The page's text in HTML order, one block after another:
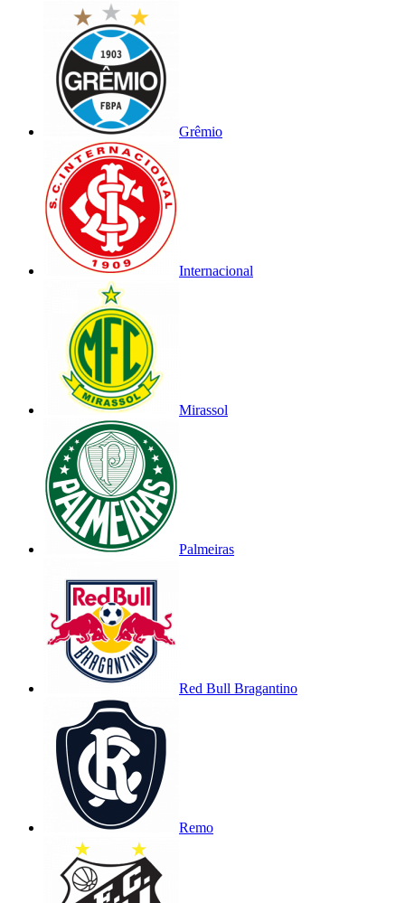
Grêmio
Internacional
Mirassol
Palmeiras
Red Bull Bragantino
Remo